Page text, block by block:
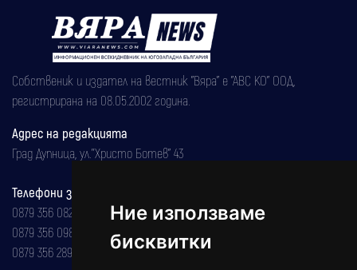
Ние използваме
бисквитки
Собственик и издател на вестник "Вяра" е "АВС КО" ООД,
регистрирана на 08.05.2002 година.
Адрес на редакцията
Град Дупница, ул.''Христо Ботев" 43
Телефони за реклама и абонаменти
0879 356 082
0879 356 098
0879 356 289